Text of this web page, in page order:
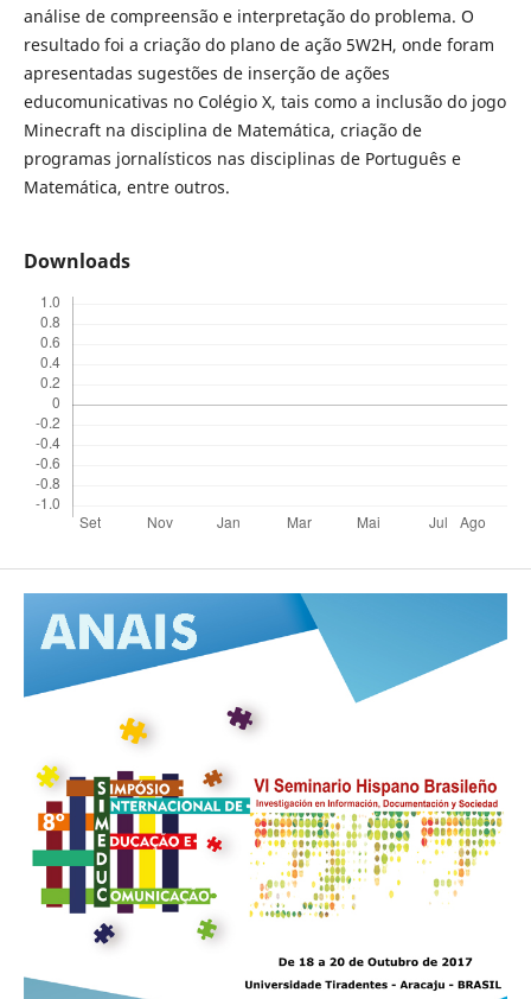
análise de compreensão e interpretação do problema. O
resultado foi a criação do plano de ação 5W2H, onde foram
apresentadas sugestões de inserção de ações
educomunicativas no Colégio X, tais como a inclusão do jogo
Minecraft na disciplina de Matemática, criação de
programas jornalísticos nas disciplinas de Português e
Matemática, entre outros.
Downloads